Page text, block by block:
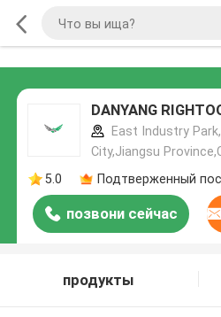
DANYANG
East Industry
City,Jiangsu
5.0
Подтверженный
позвони сейчас
продукты